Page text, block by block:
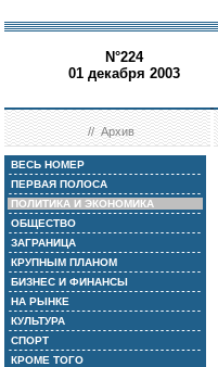
N°224
01 декабря 2003
//Архив
ВЕСЬ НОМЕР
ПЕРВАЯ ПОЛОСА
ПОЛИТИКА И ЭКОНОМИКА
ОБЩЕСТВО
ЗАГРАНИЦА
КРУПНЫМ ПЛАНОМ
БИЗНЕС И ФИНАНСЫ
НА РЫНКЕ
КУЛЬТУРА
СПОРТ
КРОМЕ ТОГО